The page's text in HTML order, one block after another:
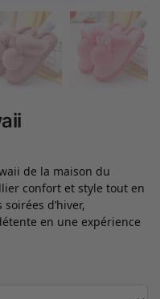
de la maison du
confort et style tout en
d’hiver,
en une expérience